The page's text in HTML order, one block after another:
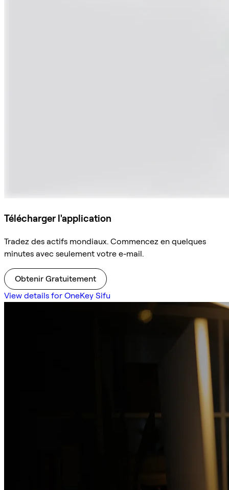
Télécharger l'application
Tradez des actifs mondiaux. Commencez en quelques
minutes avec seulement votre e-mail.
Obtenir Gratuitement
View details for OneKey Sifu